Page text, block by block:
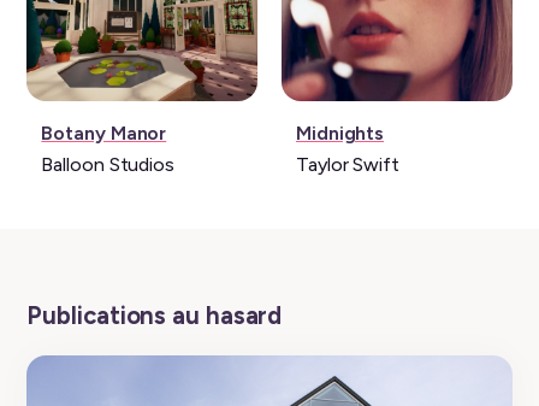
Jeu
vidéo:
Botany Manor
Balloon Studios
Musique:
Midnights
Taylor Swift
Publications au hasard